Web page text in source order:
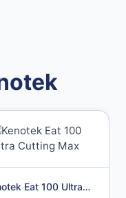
Kenotek Eat 100 Ultra Cutting Max